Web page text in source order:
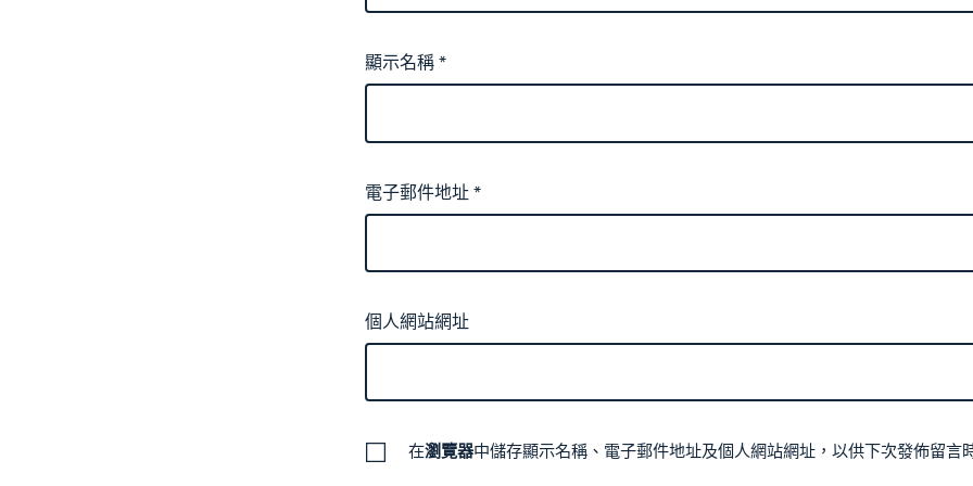
顯示名稱*
電子郵件地址*
個人網站網址
在瀏覽器中儲存顯示名稱、電子郵件地址及個人網站網址，以供下次發佈留言